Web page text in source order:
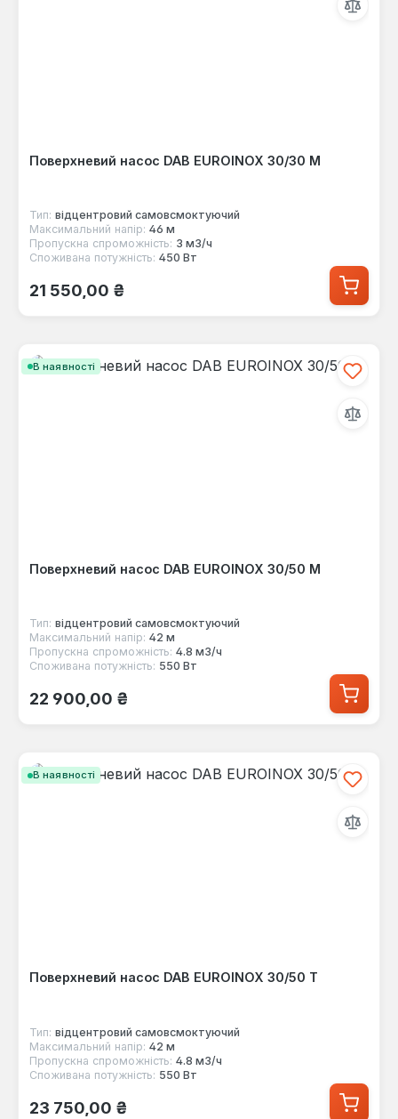
Поверхневий насос DAB EUROINOX 30/30 M
Тип: відцентровий самовсмоктуючий
Максимальний напір: 46 м
Пропускна спроможність: 3 м3/ч
Споживана потужність: 450 Вт
Звичайна ціна:
21 550,00 ₴
В наявності
Поверхневий насос DAB EUROINOX 30/50 M
Тип: відцентровий самовсмоктуючий
Максимальний напір: 42 м
Пропускна спроможність: 4.8 м3/ч
Споживана потужність: 550 Вт
Звичайна ціна:
22 900,00 ₴
В наявності
Поверхневий насос DAB EUROINOX 30/50 T
Тип: відцентровий самовсмоктуючий
Максимальний напір: 42 м
Пропускна спроможність: 4.8 м3/ч
Споживана потужність: 550 Вт
Звичайна ціна:
23 750,00 ₴